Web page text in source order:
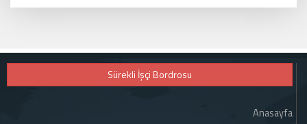
Sürekli İşçi Bordrosu
Anasayfa